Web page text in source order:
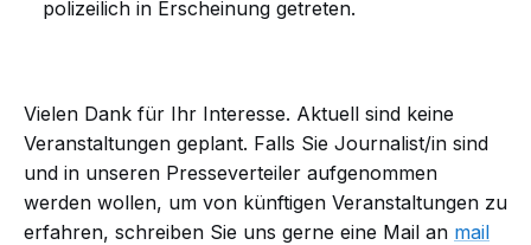
polizeilich in Erscheinung getreten.
Vielen Dank für Ihr Interesse. Aktuell sind keine
Veranstaltungen geplant. Falls Sie Journalist/in sind
und in unseren Presseverteiler aufgenommen
werden wollen, um von künftigen Veranstaltungen zu
erfahren, schreiben Sie uns gerne eine Mail an mail​